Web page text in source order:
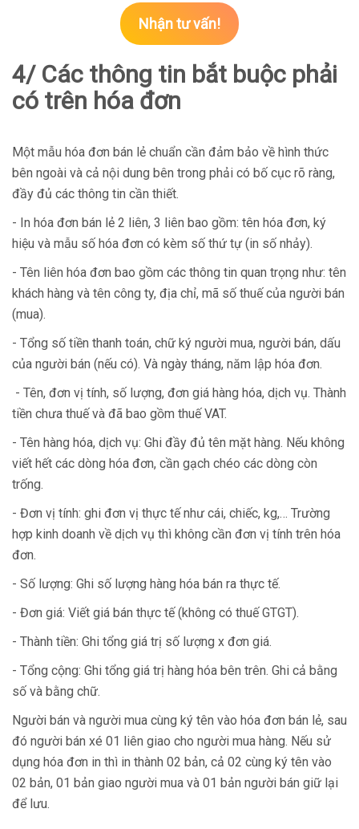
Nhận tư vấn!
4/ Các thông tin bắt buộc phải
có trên hóa đơn
Một mẫu hóa đơn bán lẻ chuẩn cần đảm bảo về hình thức
bên ngoài và cả nội dung bên trong phải có bố cục rõ ràng,
đầy đủ các thông tin cần thiết.
- In hóa đơn bán lẻ 2 liên, 3 liên bao gồm: tên hóa đơn, ký
hiệu và mẫu số hóa đơn có kèm số thứ tự (in số nhảy).
- Tên liên hóa đơn bao gồm các thông tin quan trọng như: tên
khách hàng và tên công ty, địa chỉ, mã số thuế của người bán
(mua).
- Tổng số tiền thanh toán, chữ ký người mua, người bán, dấu
của người bán (nếu có). Và ngày tháng, năm lập hóa đơn.
- Tên, đơn vị tính, số lượng, đơn giá hàng hóa, dịch vụ. Thành
tiền chưa thuế và đã bao gồm thuế VAT.
- Tên hàng hóa, dịch vụ: Ghi đầy đủ tên mặt hàng. Nếu không
viết hết các dòng hóa đơn, cần gạch chéo các dòng còn
trống.
- Đơn vị tính: ghi đơn vị thực tế như cái, chiếc, kg,… Trường
hợp kinh doanh về dịch vụ thì không cần đơn vị tính trên hóa
đơn.
- Số lượng: Ghi số lượng hàng hóa bán ra thực tế.
- Đơn giá: Viết giá bán thực tế (không có thuế GTGT).
- Thành tiền: Ghi tổng giá trị số lượng x đơn giá.
- Tổng cộng: Ghi tổng giá trị hàng hóa bên trên. Ghi cả bằng
số và bằng chữ.
Người bán và người mua cùng ký tên vào hóa đơn bán lẻ, sau
đó người bán xé 01 liên giao cho người mua hàng. Nếu sử
dụng hóa đơn in thì in thành 02 bản, cả 02 cùng ký tên vào
02 bản, 01 bản giao người mua và 01 bản người bán giữ lại
để lưu.